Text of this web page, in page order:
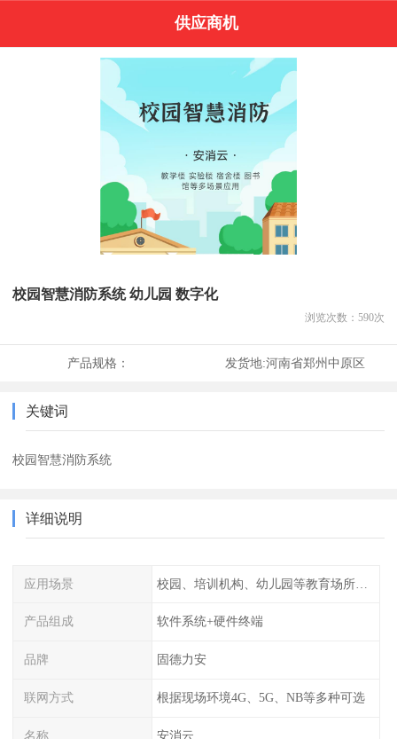
供应商机
校园智慧消防系统 幼儿园 数字化
浏览次数： 590次
产品规格： 发货地:河南省郑州中原区
关键词
校园智慧消防系统
详细说明
应用场景 校园、培训机构、幼儿园等教育场所人员密集场所消防安全监控管理系统
产品组成 软件系统+硬件终端
品牌 固德力安
联网方式 根据现场环境4G、5G、NB等多种可选
名称 安消云